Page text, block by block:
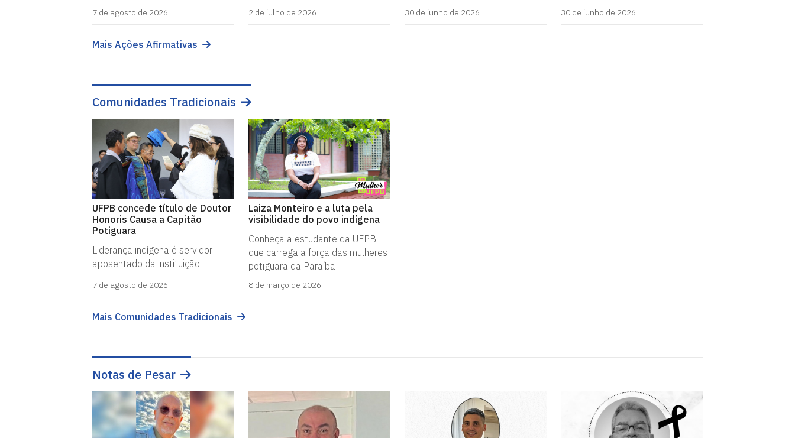
7 de agosto de 2026 2 de julho de 2026 30 de junho de 2026 30 de junho de 2026
Mais Ações Afirmativas
Comunidades Tradicionais
UFPB concede título de Doutor
Honoris Causa a Capitão
Potiguara
Liderança indígena é servidor
aposentado da instituição
7 de agosto de 2026
Laiza Monteiro e a luta pela
visibilidade do povo indígena
Conheça a estudante da UFPB
que carrega a força das mulheres
potiguara da Paraíba
8 de março de 2026
Mais Comunidades Tradicionais
Notas de Pesar